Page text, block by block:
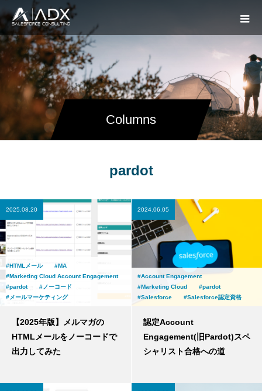
Columns
pardot
2025.08.20
HTMLメール
MA
Marketing Cloud Account Engagement
pardot
ノーコード
メールマーケティング
【2025年版】メルマガの
HTMLメールをノーコードで
出力してみた
2024.06.05
Account Engagement
Marketing Cloud
pardot
Salesforce
Salesforce認定資格
認定Account
Engagement(旧Pardot)スペ
シャリスト合格への道